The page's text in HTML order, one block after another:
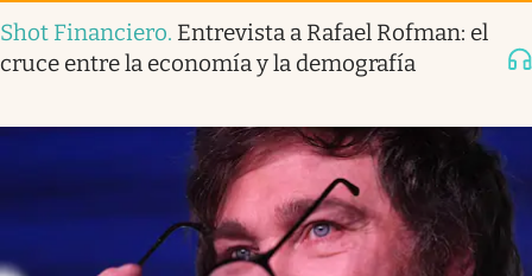
Shot Financiero. Entrevista a Rafael Rofman: el
cruce entre la economía y la demografía